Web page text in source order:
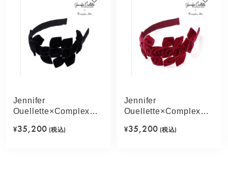
Jennifer
Ouellette×Complex
リー フレキシフィット
¥35,200 (税込)
Jennifer
Ouellette×Complex
リー フレキシフィット
¥35,200 (税込)